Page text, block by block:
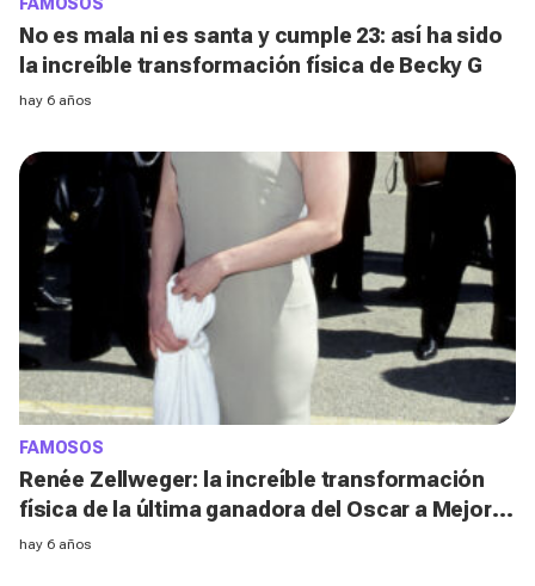
FAMOSOS
No es mala ni es santa y cumple 23: así ha sido
la increíble transformación física de Becky G
hay 6 años
FAMOSOS
Renée Zellweger: la increíble transformación
física de la última ganadora del Oscar a Mejor
Actriz
hay 6 años